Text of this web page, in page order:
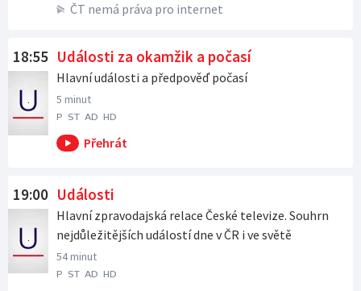
ČT nemá práva pro internet
18:55 Události za okamžik a počasí
Hlavní události a předpověď počasí
5 minut
P ST AD HD
19:00 Události
Hlavní zpravodajská relace České televize. Souhrn
nejdůležitějších událostí dne v ČR i ve světě
54 minut
P ST AD HD